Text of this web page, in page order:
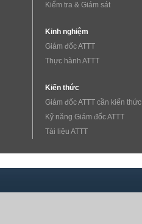
Kiểm tra & Giám sát
Kinh nghiệm
Giám đốc ATTT
Thực hành ATTT
Kiến thức
Giám đốc ATTT cần kiến thức
Kỹ năng Giám đốc ATTT
Tài liệu ATTT